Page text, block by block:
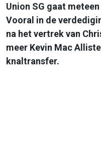
Union SG gaat
Vooral in de
na het vertrek van
meer Kevin Mac
knaltransfer.